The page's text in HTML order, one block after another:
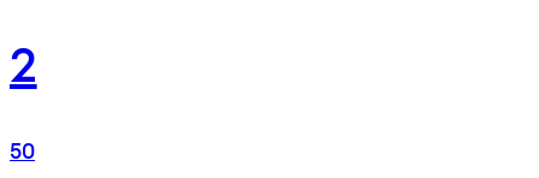
2
50